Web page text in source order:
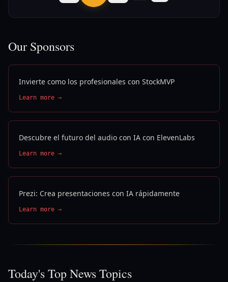
Our Sponsors
Invierte como los profesionales con StockMVP
Learn more →
Descubre el futuro del audio con IA con ElevenLabs
Learn more →
Prezi: Crea presentaciones con IA rápidamente
Learn more →
Today's Top News Topics